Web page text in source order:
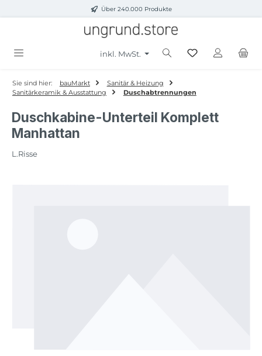
Zum Hauptinhalt springenÜber 240.000 Produkte
inkl. MwSt.
Sie sind hier: bauMarkt
Sanitär & Heizung
Sanitärkeramik & Ausstattung
Duschabtrennungen
Duschkabine-Unterteil Komplett
Manhattan
L.Risse